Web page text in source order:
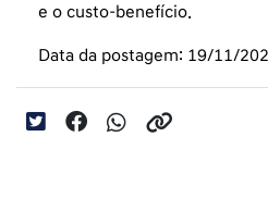
e o custo-benefício.
Data da postagem: 19/11/